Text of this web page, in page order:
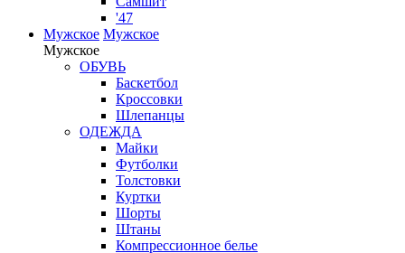
'47
Мужское Мужское
Мужское
ОБУВЬ
Баскетбол
Кроссовки
Шлепанцы
ОДЕЖДА
Майки
Футболки
Толстовки
Куртки
Шорты
Штаны
Компрессионное белье